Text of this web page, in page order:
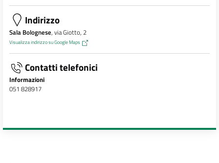
Indirizzo
Sala Bolognese, via Giotto, 2
Visualizza indirizzo su Google Maps
Contatti telefonici
Informazioni
051 828917